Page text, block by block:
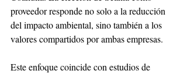
proveedor responde no solo a la reducción
del impacto ambiental, sino también a los
valores compartidos por ambas empresas.
Este enfoque coincide con estudios de